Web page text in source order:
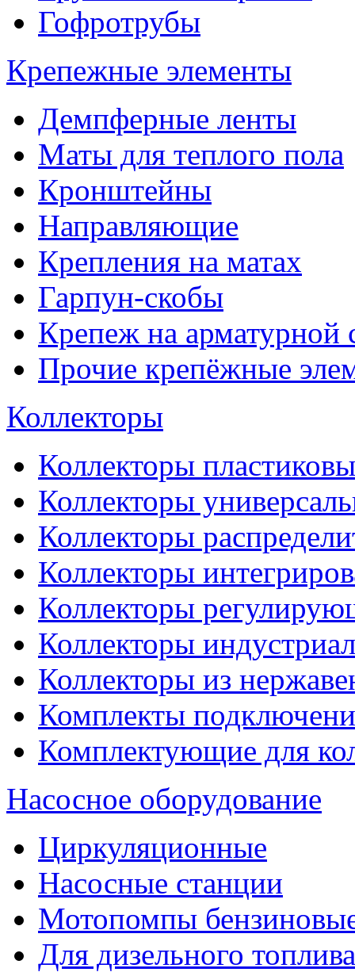
Гофротрубы
Крепежные элементы
Демпферные ленты
Маты для теплого пола
Кронштейны
Направляющие
Крепления на матах
Гарпун-скобы
Крепеж на арматурной
Прочие крепёжные
Коллекторы
Коллекторы
Коллекторы
Коллекторы
Коллекторы
Коллекторы
Коллекторы
Коллекторы из
Комплекты
Комплектующие для
Насосное оборудование
Циркуляционные
Насосные станции
Мотопомпы
Для дизельного топлива